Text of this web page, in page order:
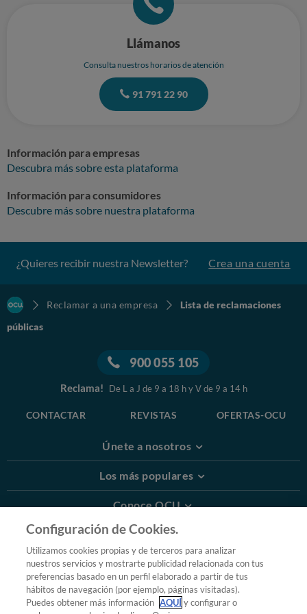
Llámanos
Consulta nuestros horarios de atención
91 791 22 90
Información para empresas
Descubra más sobre esta plataforma
Información para consumidores
Descubre más sobre nuestra plataforma
¿Quieres recibir nuestra Newsletter? Crea una cuenta
Reclamar a una empresa
Lista de reclamaciones
públicas
900 055 105
Reclama! De L a J de 9 a 18 h y V de 9 a 14 h
CONTACTAR REVISTAS OFERTAS-OCU
Únete a nosotros
Los más populares
Conoce OCU
Más Información
© 2026 OCU
Condiciones generales de contratación de OCU
Política de privacidad
Configuración de Cookies.
Utilizamos cookies propias y de terceros para analizar
nuestros servicios y mostrarte publicidad relacionada con tus
preferencias basado en un perfil elaborado a partir de tus
hábitos de navegación (por ejemplo, páginas visitadas).
Puedes obtener más información AQUÍy configurar o